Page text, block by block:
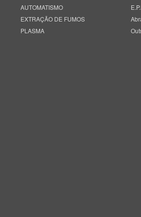
AUTOMATISMO
EXTRAÇÃO DE FUMOS
PLASMA